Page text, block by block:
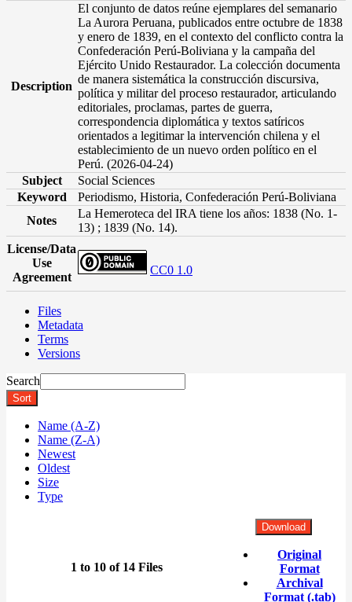
Description
El conjunto de datos reúne ejemplares del semanario
La Aurora Peruana, publicados entre octubre de 1838
y enero de 1839, en el contexto del conflicto contra la
Confederación Perú-Boliviana y la campaña del
Ejército Unido Restaurador. La colección documenta
de manera sistemática la construcción discursiva,
política y militar del proceso restaurador, articulando
editoriales, proclamas, partes de guerra,
correspondencia diplomática y textos satíricos
orientados a legitimar la intervención chilena y el
establecimiento de un nuevo orden político en el
Perú. (2026-04-24)
Subject
Social Sciences
Keyword
Periodismo, Historia, Confederación Perú-Boliviana
Notes
La Hemeroteca del IRA tiene los años: 1838 (No. 1-
13) ; 1839 (No. 14).
License/Data
Use
Agreement
CC0 1.0
Files
Metadata
Terms
Versions
Search
Sort
Name (A-Z)
Name (Z-A)
Newest
Oldest
Size
Type
1 to 10 of 14 Files
Download
Original
Format
Archival
Format (.tab)